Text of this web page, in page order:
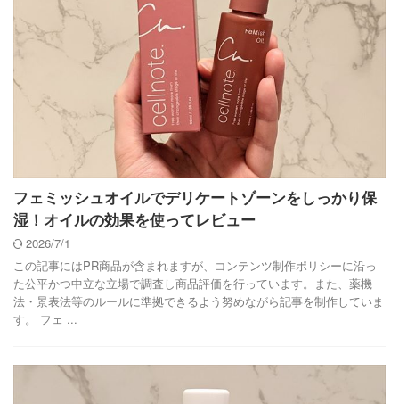
フェミッシュオイルでデリケートゾーンをしっかり保
湿！オイルの効果を使ってレビュー
2026/7/1
この記事にはPR商品が含まれますが、コンテンツ制作ポリシーに沿っ
た公平かつ中立な立場で調査し商品評価を行っています。また、薬機
法・景表法等のルールに準拠できるよう努めながら記事を制作していま
す。 フェ ...